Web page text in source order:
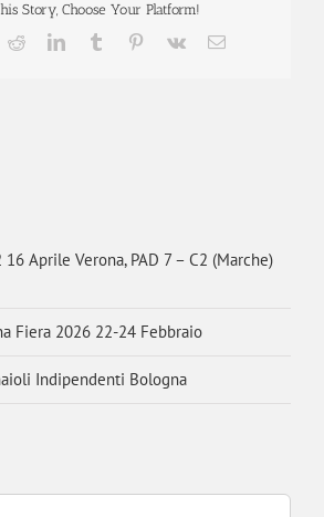
Story, Choose Your Platform!
RedditLinkedInTumblr Pinterest
Vk Email
Aprile Verona, PAD 7 – C2 (Marche)
Fiera 2026 22-24 Febbraio
Indipendenti Bologna